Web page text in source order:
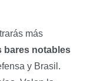
más
bares notables
y Brasil.